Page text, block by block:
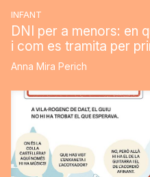
INFANT
DNI per a menors: en
i com es tramita per
Anna Mira Perich